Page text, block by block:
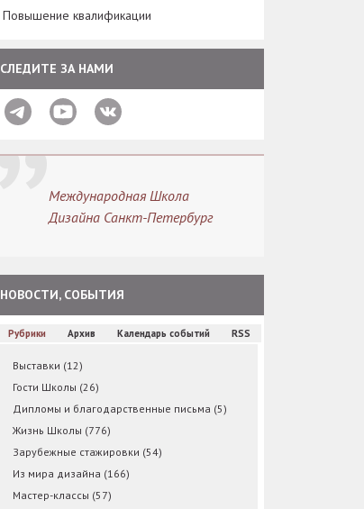
Повышение квалификации
СЛЕДИТЕ ЗА НАМИ
Международная Школа
Дизайна Санкт-Петербург
НОВОСТИ, СОБЫТИЯ
Рубрики Архив Календарь событий RSS
Выставки (12)
Гости Школы (26)
Дипломы и благодарственные письма (5)
Жизнь Школы (776)
Зарубежные стажировки (54)
Из мира дизайна (166)
Мастер-классы (57)